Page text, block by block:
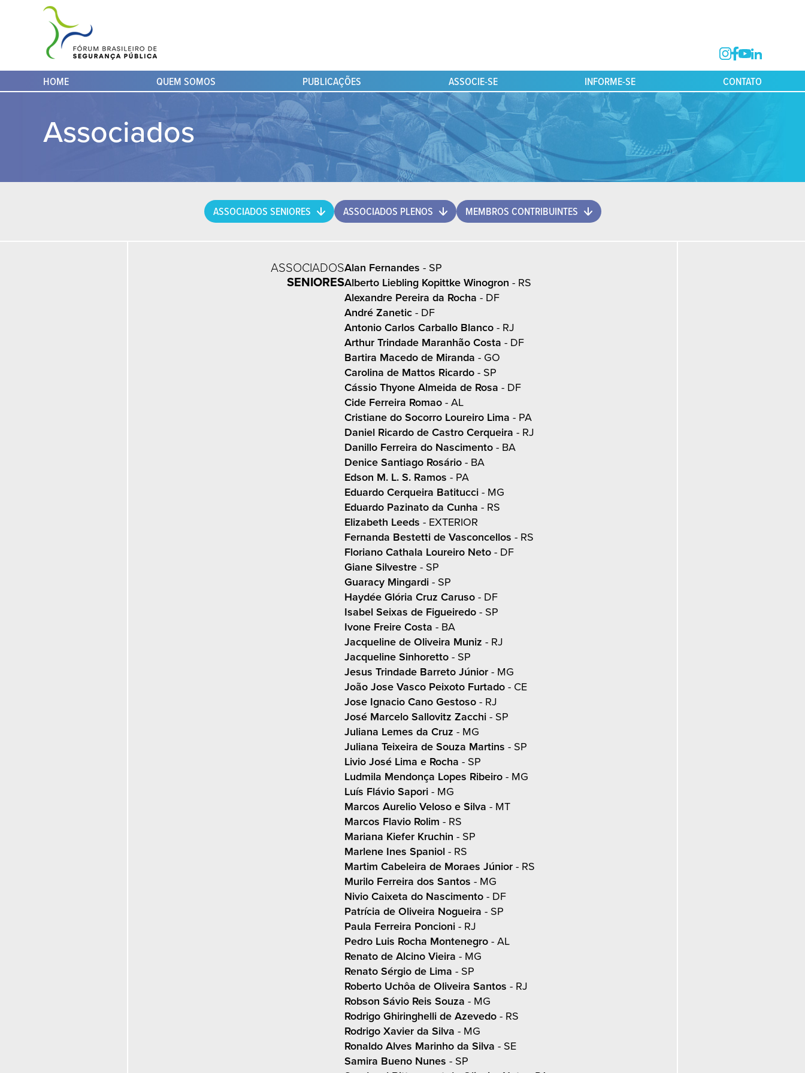
HOME QUEM SOMOS PUBLICAÇÕES ASSOCIE-SE INFORME-SE CONTATO
Associados
ASSOCIADOS SENIORES ASSOCIADOS PLENOS MEMBROS CONTRIBUINTES
ASSOCIADOS
SENIORES
Alan Fernandes - SP
Alberto Liebling Kopittke Winogron - RS
Alexandre Pereira da Rocha - DF
André Zanetic- DF
Antonio Carlos Carballo Blanco- RJ
Arthur Trindade Maranhão Costa - DF
Bartira Macedo de Miranda - GO
Carolina de Mattos Ricardo- SP
Cássio Thyone Almeida de Rosa - DF
Cide Ferreira Romao- AL
Cristiane do Socorro Loureiro Lima - PA
Daniel Ricardo de Castro Cerqueira - RJ
Danillo Ferreira do Nascimento- BA
Denice Santiago Rosário- BA
Edson M. L. S. Ramos - PA
Eduardo Cerqueira Batitucci- MG
Eduardo Pazinato da Cunha - RS
Elizabeth Leeds - EXTERIOR
Fernanda Bestetti de Vasconcellos - RS
Floriano Cathala Loureiro Neto- DF
Giane Silvestre- SP
Guaracy Mingardi- SP
Haydée Glória Cruz Caruso- DF
Isabel Seixas de Figueiredo- SP
Ivone Freire Costa - BA
Jacqueline de Oliveira Muniz - RJ
Jacqueline Sinhoretto- SP
Jesus Trindade Barreto Júnior- MG
João Jose Vasco Peixoto Furtado- CE
Jose Ignacio Cano Gestoso- RJ
José Marcelo Sallovitz Zacchi- SP
Juliana Lemes da Cruz - MG
Juliana Teixeira de Souza Martins - SP
Livio José Lima e Rocha - SP
Ludmila Mendonça Lopes Ribeiro- MG
Luís Flávio Sapori- MG
Marcos Aurelio Veloso e Silva - MT
Marcos Flavio Rolim - RS
Mariana Kiefer Kruchin - SP
Marlene Ines Spaniol- RS
Martim Cabeleira de Moraes Júnior- RS
Murilo Ferreira dos Santos - MG
Nivio Caixeta do Nascimento- DF
Patrícia de Oliveira Nogueira - SP
Paula Ferreira Poncioni- RJ
Pedro Luis Rocha Montenegro- AL
Renato de Alcino Vieira - MG
Renato Sérgio de Lima - SP
Roberto Uchôa de Oliveira Santos - RJ
Robson Sávio Reis Souza - MG
Rodrigo Ghiringhelli de Azevedo- RS
Rodrigo Xavier da Silva - MG
Ronaldo Alves Marinho da Silva - SE
Samira Bueno Nunes - SP